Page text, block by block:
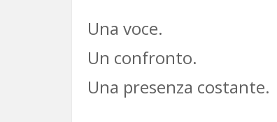
Una voce.
Un confronto.
Una presenza costante.